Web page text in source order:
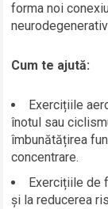
forma noi
Cum te ajută:
Exercițiile
înotul sau
îmbunătățirea
concentrare.
Exercițiile de
și la reducerea